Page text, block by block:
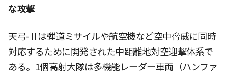
な攻撃
天弓-Ⅱは弾道ミサイルや航空機など空中脅威に同時
対応するために開発された中距離地対空迎撃体系で
ある。1個高射大隊は多機能レーダー車両（ハンファ